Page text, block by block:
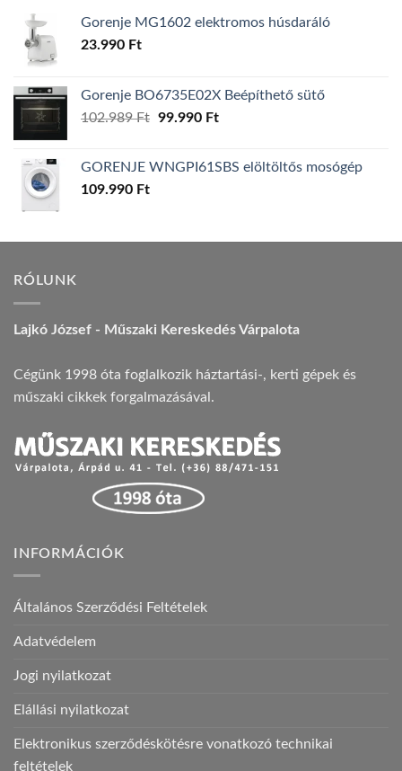
Gorenje MG1602 elektromos húsdaráló
23.990 Ft
Gorenje BO6735E02X Beépíthető sütő
102.989Ft Original
102.989 Ft.
99.990 FtCurrent
99.990 Ft.
GORENJE WNGPI61SBS elöltöltős mosógép
109.990 Ft
RÓLUNK
Lajkó József - Műszaki Kereskedés Várpalota
Cégünk 1998 óta foglalkozik háztartási-, kerti gépek és
műszaki cikkek forgalmazásával.
INFORMÁCIÓK
Általános Szerződési Feltételek
Adatvédelem
Jogi nyilatkozat
Elállási nyilatkozat
Elektronikus szerződéskötésre vonatkozó technikai
feltételek